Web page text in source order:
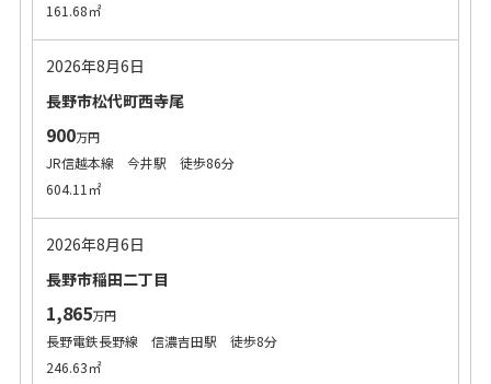
161.68㎡
2026年8月6日
長野市松代町西寺尾
900万円
JR信越本線 今井駅 徒歩86分
604.11㎡
2026年8月6日
長野市稲田二丁目
1,865万円
長野電鉄長野線 信濃吉田駅 徒歩8分
246.63㎡